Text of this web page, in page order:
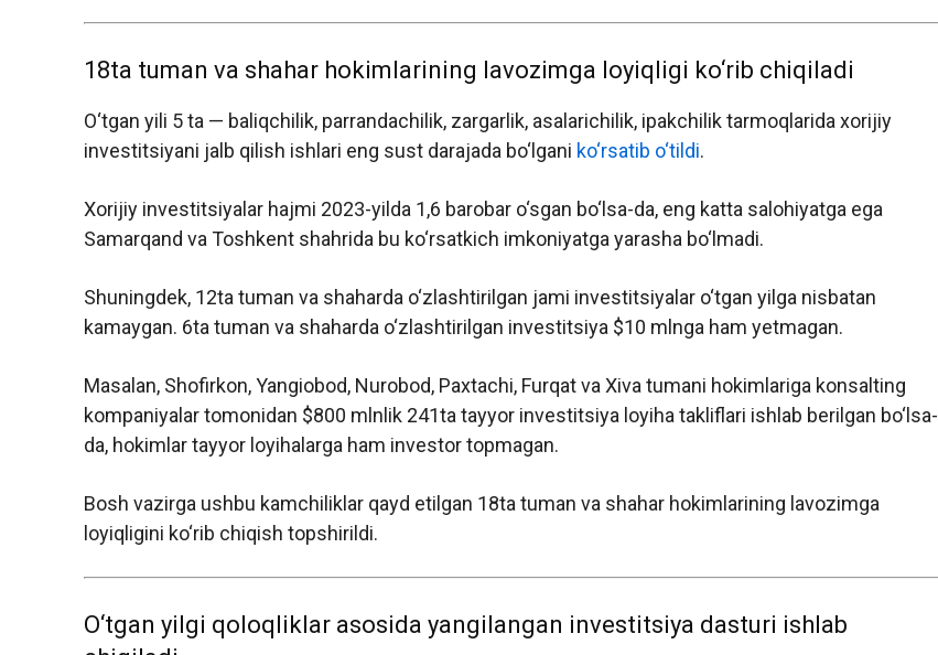
18ta tuman va shahar hokimlarining lavozimga loyiqligi ko‘rib chiqiladi
O‘tgan yili 5 ta — baliqchilik, parrandachilik, zargarlik, asalarichilik, ipakchilik tarmoqlarida xorijiy
investitsiyani jalb qilish ishlari eng sust darajada bo‘lgani ko‘rsatib o‘tildi.
Xorijiy investitsiyalar hajmi 2023-yilda 1,6 barobar o‘sgan bo‘lsa-da, eng katta salohiyatga ega
Samarqand va Toshkent shahrida bu ko‘rsatkich imkoniyatga yarasha bo‘lmadi.
Shuningdek, 12ta tuman va shaharda o‘zlashtirilgan jami investitsiyalar o‘tgan yilga nisbatan
kamaygan. 6ta tuman va shaharda o‘zlashtirilgan investitsiya $10 mlnga ham yetmagan.
Masalan, Shofirkon, Yangiobod, Nurobod, Paxtachi, Furqat va Xiva tumani hokimlariga konsalting
kompaniyalar tomonidan $800 mlnlik 241ta tayyor investitsiya loyiha takliflari ishlab berilgan bo‘lsa-
da, hokimlar tayyor loyihalarga ham investor topmagan.
Bosh vazirga ushbu kamchiliklar qayd etilgan 18ta tuman va shahar hokimlarining lavozimga
loyiqligini ko‘rib chiqish topshirildi.
O‘tgan yilgi qoloqliklar asosida yangilangan investitsiya dasturi ishlab